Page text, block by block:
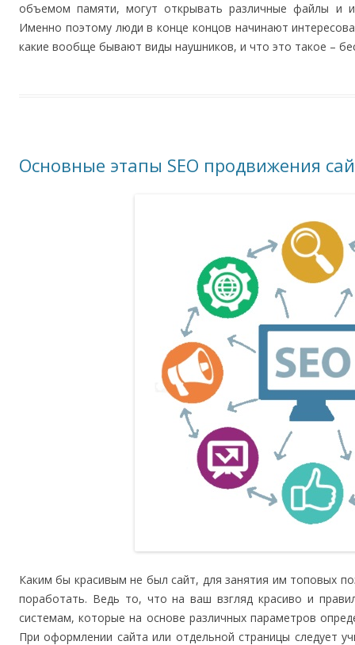
объемом памяти, могут открывать различные файлы и
Именно поэтому люди в конце концов начинают
какие вообще бывают виды наушников, и что это такое –
Основные этапы SEO продвижения
Каким бы красивым не был сайт, для занятия им топовых
поработать. Ведь то, что на ваш взгляд красиво и
системам, которые на основе различных параметров
При оформлении сайта или отдельной страницы следует